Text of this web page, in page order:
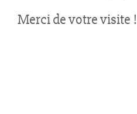
Merci de votre visite !